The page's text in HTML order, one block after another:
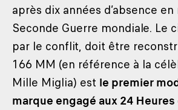
après dix années d’absence
Seconde Guerre mondiale. Le
par le conflit, doit être
166 MM (en référence à la
Mille Miglia) est le premier
marque engagé aux 24